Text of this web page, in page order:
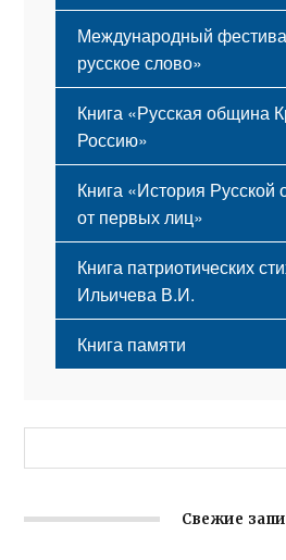
Международный
русское слово»
Книга «Русская община
Россию»
Книга «История
от первых лиц»
Книга патриотических
Ильичева В.И.
Книга памяти
Свежие